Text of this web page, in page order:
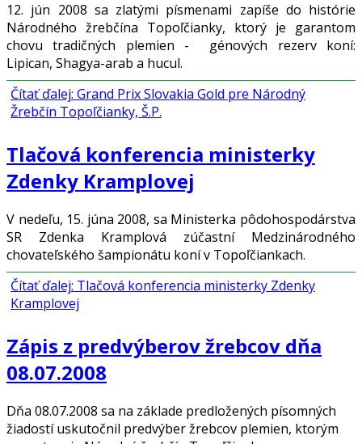
12. jún 2008 sa zlatými písmenami zapíše do histórie
Národného žrebčína Topoľčianky, ktorý je garantom
chovu tradičných plemien - génových rezerv koní:
Lipican, Shagya-arab a hucul.
Čítať ďalej: Grand Prix Slovakia Gold pre Národný
Žrebčín Topoľčianky, Š.P.
Tlačová konferencia ministerky
Zdenky Kramplovej
V nedeľu, 15. júna 2008, sa Ministerka pôdohospodárstva
SR Zdenka Kramplová zúčastní Medzinárodného
chovateľského šampionátu koní v Topoľčiankach.
Čítať ďalej: Tlačová konferencia ministerky Zdenky
Kramplovej
Zápis z predvýberov žrebcov dňa
08.07.2008
Dňa 08.07.2008 sa na základe predložených písomných
žiadostí uskutočnil predvýber žrebcov plemien, ktorým